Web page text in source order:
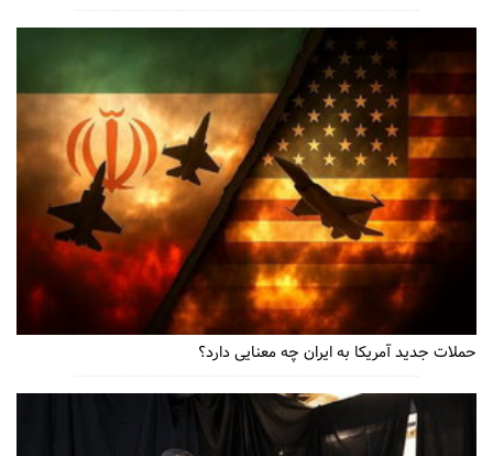
حملات جدید آمریکا به ایران چه معنایی دارد؟